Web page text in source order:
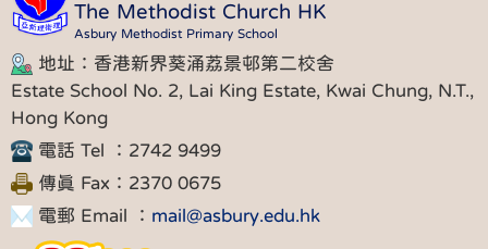
The Methodist Church HK
Asbury Methodist Primary School
地址：香港新界葵涌荔景邨第二校舍
Estate School No. 2, Lai King Estate, Kwai Chung, N.T.,
Hong Kong
電話 Tel ：2742 9499
傳真 Fax：2370 0675
電郵 Email ： mail@asbury.edu.hk